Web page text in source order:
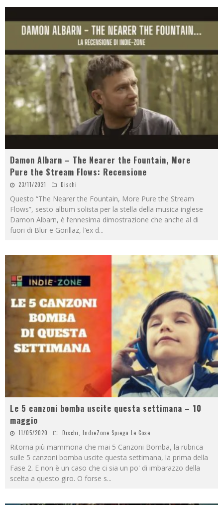
Damon Albarn – The Nearer the Fountain, More
Pure the Stream Flows: Recensione
23/11/2021 Dischi
Questo “The Nearer the Fountain, More Pure the Stream
Flows”, sesto album solista per la stella della musica inglese
Damon Albarn, è l’ennesima dimostrazione che anche al di
fuori di Blur e Gorillaz, l’ex d...
Le 5 canzoni bomba uscite questa settimana – 10
maggio
11/05/2020 Dischi, IndieZone Spiega Le Cose
Ritorna più mammona che mai 5 Canzoni Bomba, la rubrica
sulle 5 canzoni bomba uscite questa settimana, la prima della
Fase 2. E non è un caso che ci sia un po' di imbarazzo della
scelta a questo giro. O forse s...